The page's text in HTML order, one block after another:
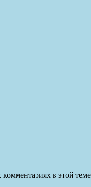
комментариях в этой теме